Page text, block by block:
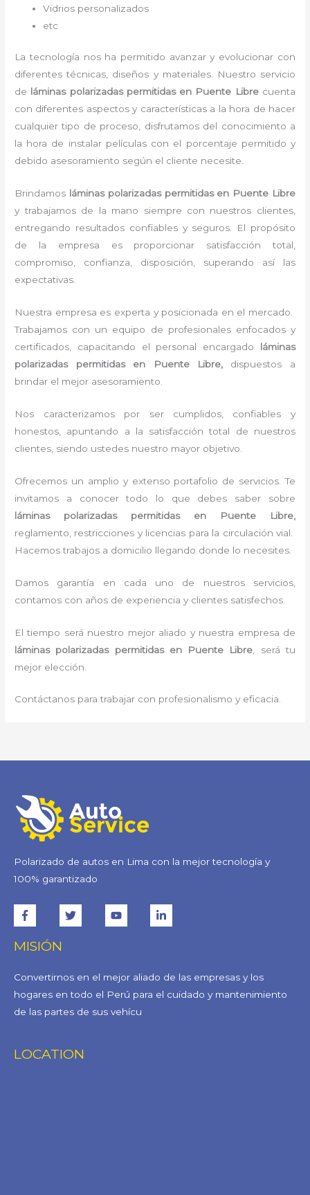
Vidrios personalizados
etc
La tecnología nos ha permitido avanzar y evolucionar con
diferentes técnicas, diseños y materiales. Nuestro servicio
de láminas polarizadas permitidasen Puente Librecuenta
con diferentes aspectos y características a la hora de hacer
cualquier tipo de proceso, disfrutamos del conocimiento a
la hora de instalar películas con el porcentaje permitido y
debido asesoramiento según el cliente necesite.
Brindamos láminas polarizadas permitidas en Puente Libre
y trabajamos de la mano siempre con nuestros clientes,
entregando resultados confiables y seguros. El propósito
de la empresa es proporcionar satisfacción total,
compromiso, confianza, disposición, superando así las
expectativas.
Nuestra empresa es experta y posicionada en el mercado.
Trabajamos con un equipo de profesionales enfocados y
certificados, capacitando el personal encargado láminas
polarizadas permitidas
en Puente Libre,
dispuestos a
brindar el mejor asesoramiento.
Nos caracterizamos por ser cumplidos, confiables y
honestos, apuntando a la satisfacción total de nuestros
clientes, siendo ustedes nuestro mayor objetivo.
Ofrecemos un amplio y extenso portafolio de servicios. Te
invitamos a conocer todo lo que debes saber sobre
láminas polarizadas permitidas
en Puente Libre,
reglamento, restricciones y licencias para la circulación vial.
Hacemos trabajos a domicilio llegando donde lo necesites.
Damos garantía en cada uno de nuestros servicios,
contamos con años de experiencia y clientes satisfechos.
El tiempo será nuestro mejor aliado y nuestra empresa de
láminas polarizadas permitidas en Puente Libre , será tu
mejor elección.
Contáctanos para trabajar con profesionalismo y eficacia.
Polarizado de autos en Lima con la mejor tecnología y
100% garantizado
MISIÓN
Convertirnos en el mejor aliado de las empresas y los
hogares en todo el Perú para el cuidado y mantenimiento
de las partes de sus vehícu
LOCATION